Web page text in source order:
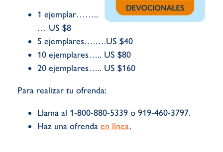
1 ejemplar……..
… US $8
5 ejemplares….….US $40
10 ejemplares….. US $80
20 ejemplares….. US $160
Para realizar tu ofrenda:
Llama al 1-800-880-5339 o 919-460-3797.
Haz una ofrenda en línea.